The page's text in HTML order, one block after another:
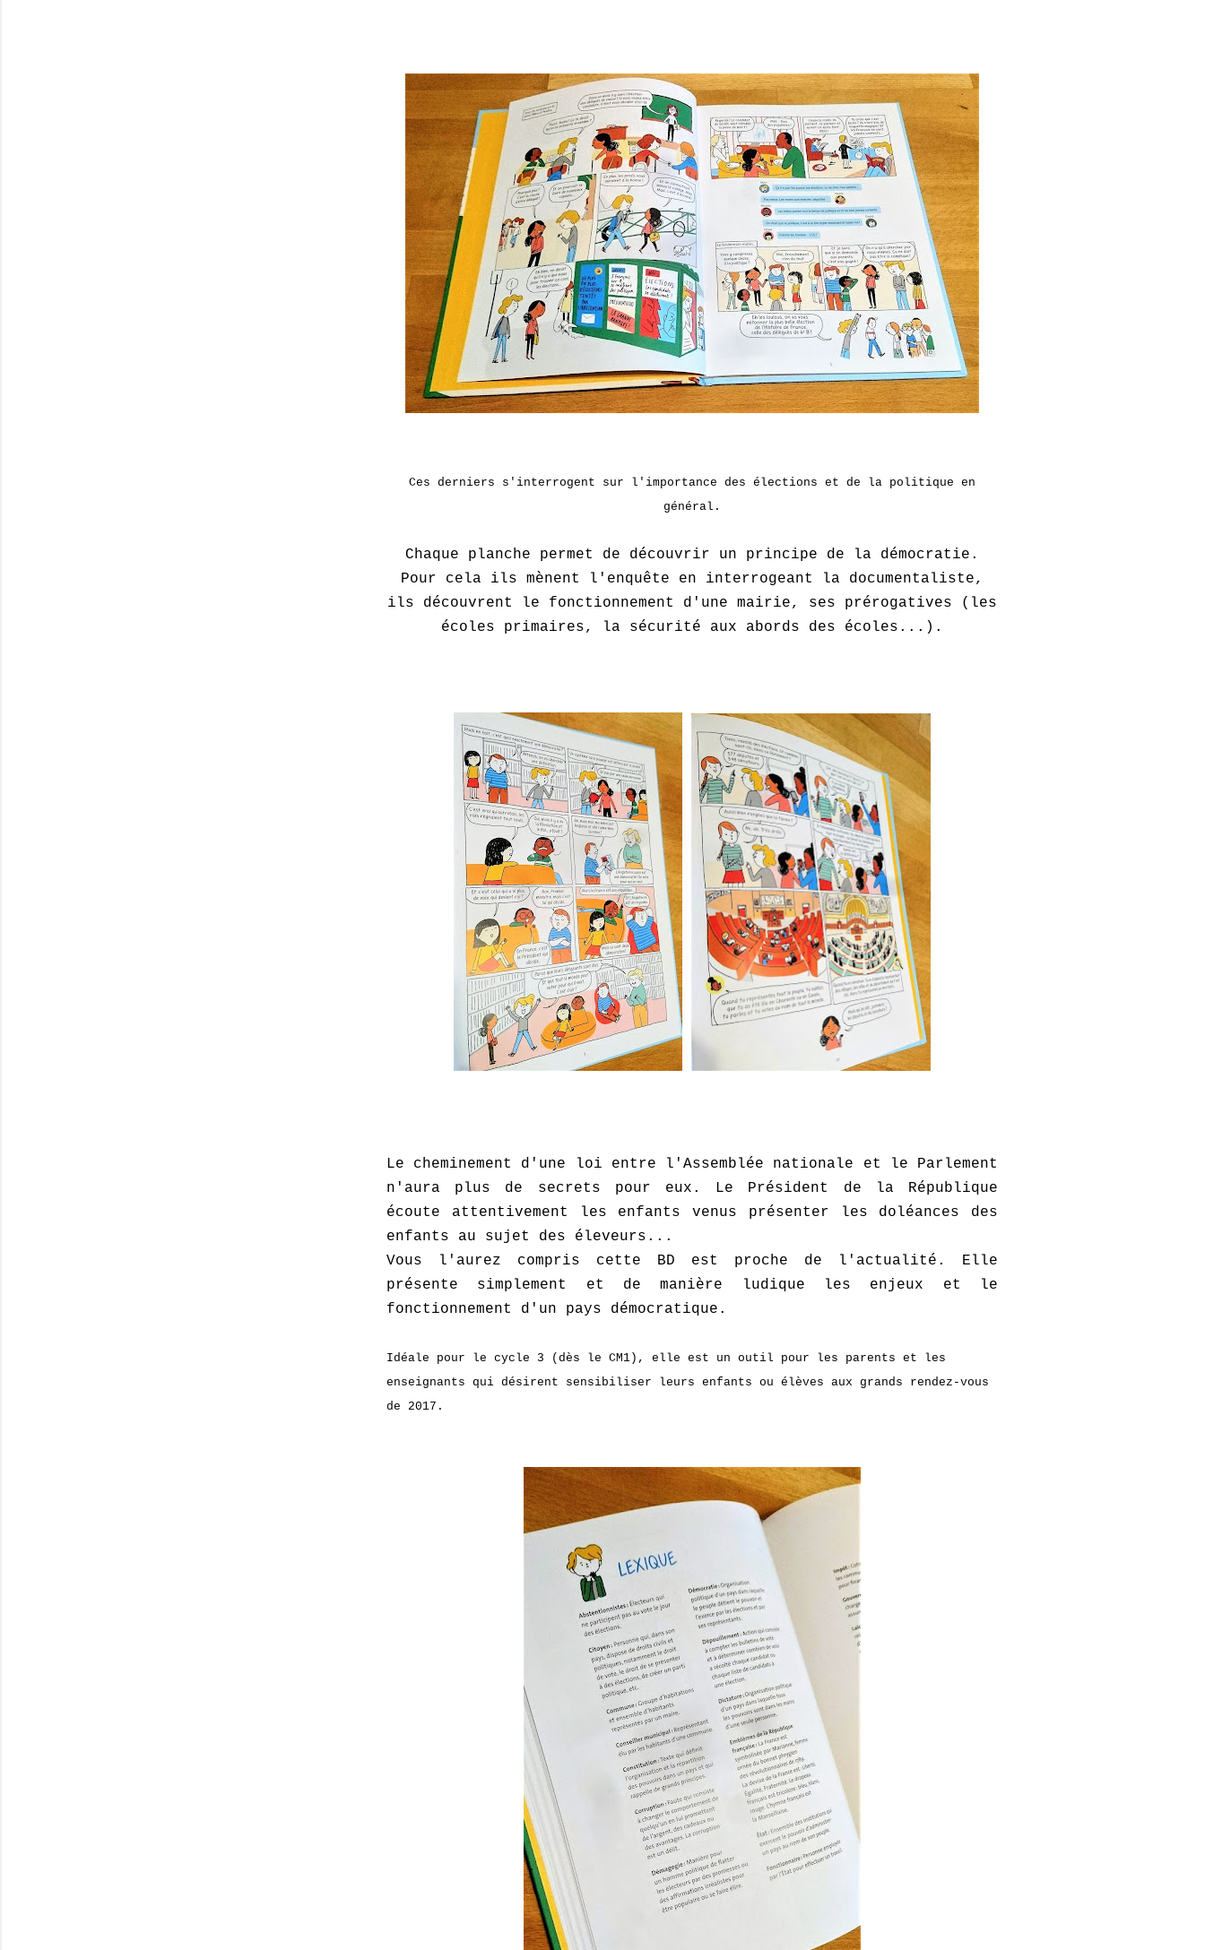
Ces derniers s'interrogent sur l'importance des élections et de la politique en
général.
Chaque planche permet de découvrir un principe de la démocratie.
Pour cela ils mènent l'enquête en interrogeant la documentaliste,
ils découvrent le fonctionnement d'une mairie, ses prérogatives (les
écoles primaires, la sécurité aux abords des écoles...).
Le cheminement d'une loi entre l'Assemblée nationale et le Parlement
n'aura plus de secrets pour eux. Le Président de la République
écoute attentivement les enfants venus présenter les doléances des
enfants au sujet des éleveurs...
Vous l'aurez compris cette BD est proche de l'actualité. Elle
présente simplement et de manière ludique les enjeux et le
fonctionnement d'un pays démocratique.
Idéale pour le cycle 3 (dès le CM1), elle est un outil pour les parents et les
enseignants qui désirent sensibiliser leurs enfants ou élèves aux grands rendez-vous
de 2017.